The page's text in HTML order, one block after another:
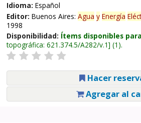
Idioma: Español
Editor: Buenos Aires: Agua y Energía
1998
Disponibilidad: Ítems disponibles
topográfica: 621.374.5/A282/v.1 (1).
Hacer
Agregar al